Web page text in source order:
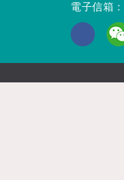
電子信箱：